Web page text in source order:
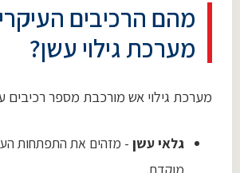
מהם הרכיבים
מערכת גילוי עשן?
מערכת גילוי אש מורכבת מספר רכיבים
גלאי עשן - מזהים את התפתחות